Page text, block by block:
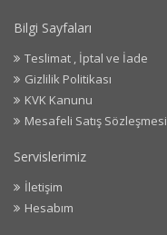
Bilgi Sayfaları
Teslimat , İptal ve İade
Gizlilik Politikası
KVK Kanunu
Mesafeli Satış Sözleşmesi
Servislerimiz
İletişim
Hesabım